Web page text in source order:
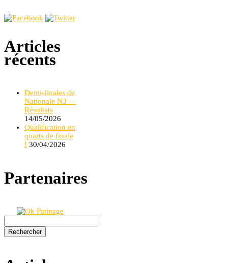
Articles
récents
Demi-finales de
Nationale N3 —
Résultats
14/05/2026
Qualification en
quarts de finale
! 30/04/2026
Partenaires
Rechercher :